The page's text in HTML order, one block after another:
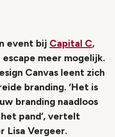
event bij Capital C,
meer mogelijk.
Canvas leent zich
branding. ‘Het is
branding naadloos
pand’, vertelt
Lisa Vergeer.